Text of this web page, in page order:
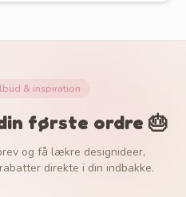
& inspiration
første ordre 🎂
og få lækre designideer,
direkte i din indbakke.